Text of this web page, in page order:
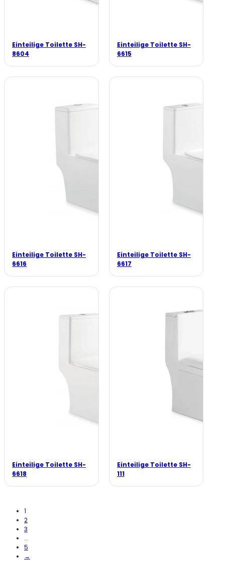
Einteilige Toilette SH-
8604
Einteilige Toilette SH-
6615
Einteilige Toilette SH-
6616
Einteilige Toilette SH-
6617
Einteilige Toilette SH-
6618
Einteilige Toilette SH-
111
1
2
3
...
5
→